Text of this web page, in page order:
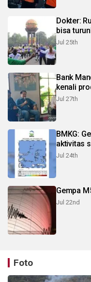
Dokter:
bisa
Jul 25th
Bank
kenali
Jul 27th
BMKG:
aktivitas
Jul 24th
Gempa
Jul 22nd
Foto